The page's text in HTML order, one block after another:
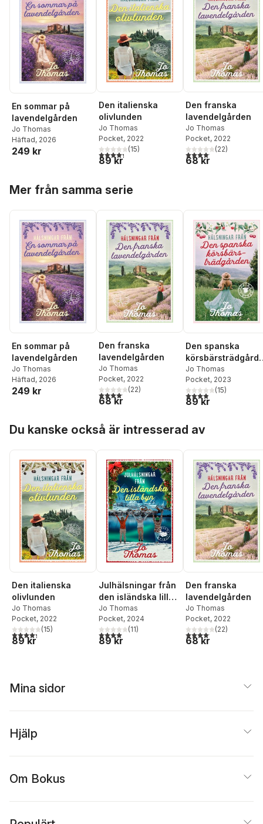
En sommar på
lavendelgården
Jo Thomas
Häftad, 2026
249 kr
Den italienska
olivlunden
Jo Thomas
Pocket, 2022
4,3utav 5 stjärnor. Totalt antal röster:
(15)
89 kr
Den franska
lavendelgården
Jo Thomas
Pocket, 2022
4,1utav 5 stjärnor.
(22)
68 kr
Mer från samma serie
En sommar på
lavendelgården
Jo Thomas
Häftad, 2026
249 kr
Den franska
lavendelgården
Jo Thomas
Pocket, 2022
4,1utav 5 stjärnor. Totalt antal röster:
(22)
68 kr
Den spanska
n
Jo Thomas
Pocket, 2023
3,9utav 5 stjärnor.
(15)
89 kr
Du kanske också är intresserad av
Den italienska
olivlunden
Jo Thomas
Pocket, 2022
4,3utav 5 stjärnor. Totalt antal röster:
(15)
89 kr
Julhälsningar från
den isländska lilla
byn
Jo Thomas
Pocket, 2024
4,0utav 5 stjärnor. Totalt antal röster:
(11)
89 kr
Den franska
lavendelgården
Jo Thomas
Pocket, 2022
4,1utav 5 stjärnor.
(22)
68 kr
Mina sidor
Hjälp
Om Bokus